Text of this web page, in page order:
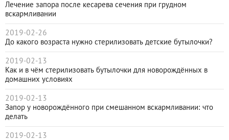
Лечение запора после кесарева сечения при грудном
вскармливании
2019-02-26
До какого возраста нужно стерилизовать детские бутылочки?
2019-02-13
Как и в чём стерилизовать бутылочки для новорождённых в
домашних условиях
2019-02-13
Запор у новорождённого при смешанном вскармливании: что
делать
2019-02-13